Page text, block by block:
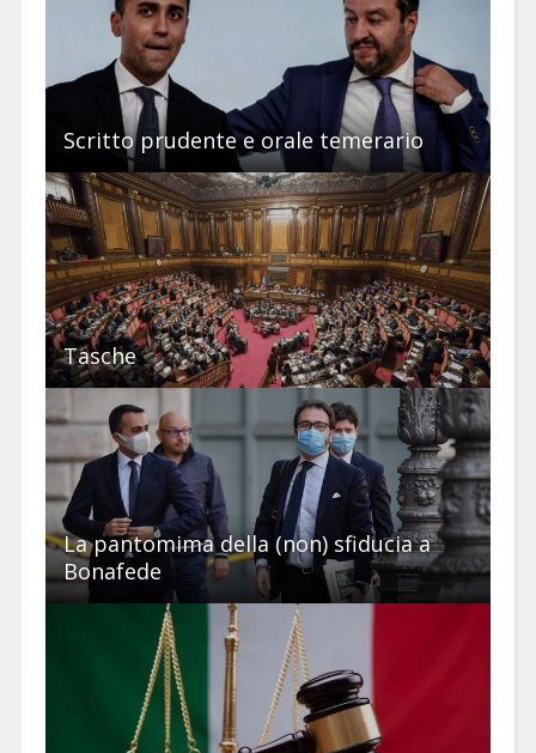
Scritto prudente e orale temerario
Tasche
La pantomima della (non) sfiducia a
Bonafede